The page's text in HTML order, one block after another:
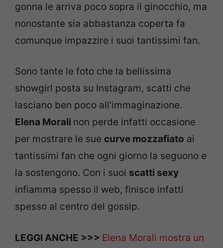
gonna le arriva poco sopra il ginocchio, ma
nonostante sia abbastanza coperta fa
comunque impazzire i suoi tantissimi fan.
Sono tante le foto che la bellissima
showgirl posta su Instagram, scatti che
lasciano ben poco all’immaginazione.
Elena Morali non perde infatti occasione
per mostrare le sue curve mozzafiato ai
tantissimi fan che ogni giorno la seguono e
la sostengono. Con i suoi scatti sexy
infiamma spesso il web, finisce infatti
spesso al centro del gossip.
LEGGI ANCHE >>> Elena Morali mostra un